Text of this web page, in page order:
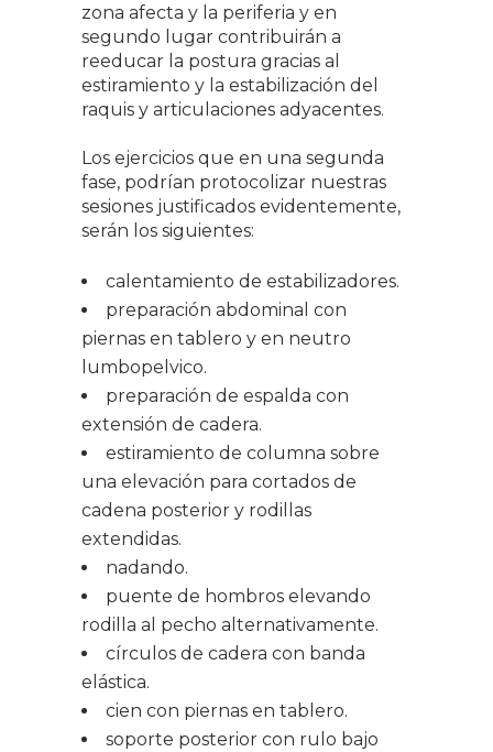
zona afecta y la periferia y en
segundo lugar contribuirán a
reeducar la postura gracias al
estiramiento y la estabilización del
raquis y articulaciones adyacentes.
Los ejercicios que en una segunda
fase, podrían protocolizar nuestras
sesiones justificados evidentemente,
serán los siguientes:
calentamiento de estabilizadores.
preparación abdominal con
piernas en tablero y en neutro
lumbopelvico.
preparación de espalda con
extensión de cadera.
estiramiento de columna sobre
una elevación para cortados de
cadena posterior y rodillas
extendidas.
nadando.
puente de hombros elevando
rodilla al pecho alternativamente.
círculos de cadera con banda
elástica.
cien con piernas en tablero.
soporte posterior con rulo bajo